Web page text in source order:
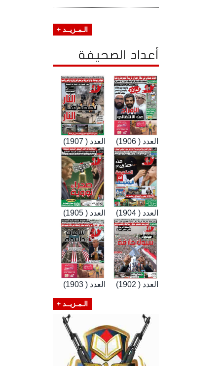
الـمـزيــد +
أعداد الصحيفة
العدد ( 1907) العدد ( 1906)
العدد ( 1905) العدد ( 1904)
العدد ( 1903) العدد ( 1902)
الـمـزيــد +